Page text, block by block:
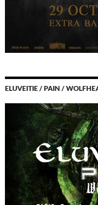
ELUVEITIE / PAIN /